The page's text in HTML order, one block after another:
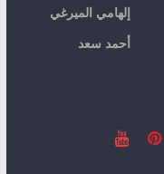
إلهامي الميرغي
أحمد سعد